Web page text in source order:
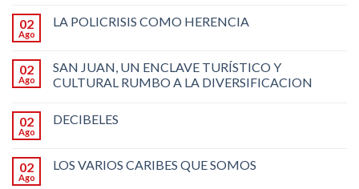
02
Ago
LA POLICRISIS COMO HERENCIA
02
Ago
SAN JUAN, UN ENCLAVE TURÍSTICO Y
CULTURAL RUMBO A LA DIVERSIFICACION
02
Ago
DECIBELES
02
Ago
LOS VARIOS CARIBES QUE SOMOS